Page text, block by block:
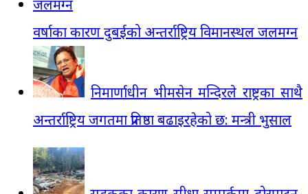
वर्षाका कारण दुबईको अन्तर्राष्ट्रिय विमानस्थल जलमग्न
निमार्णाधीन भीमसेन मन्दिरले राष्ट्रका साथै
अन्तर्राष्ट्रिय जगतमा प्रतिष्ठा बढाइरहेको छ: मन्त्री भुसाल